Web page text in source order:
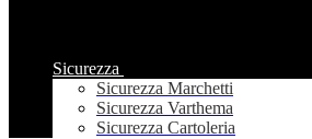
Sicurezza
Sicurezza Marchetti
Sicurezza Varthema
Sicurezza Cartoleria